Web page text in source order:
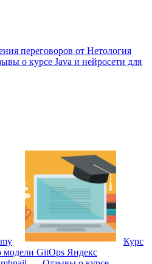
переговоров от Нетология
о курсе Java и нейросети для
Курс
GitOps Яндекс